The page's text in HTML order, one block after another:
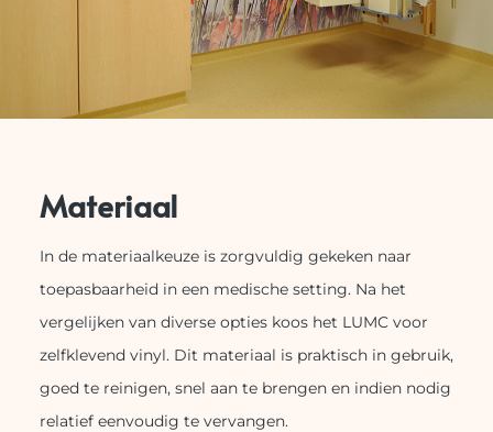
Materiaal
In de materiaalkeuze is zorgvuldig gekeken naar
toepasbaarheid in een medische setting. Na het
vergelijken van diverse opties koos het LUMC voor
zelfklevend vinyl. Dit materiaal is praktisch in gebruik,
goed te reinigen, snel aan te brengen en indien nodig
relatief eenvoudig te vervangen.